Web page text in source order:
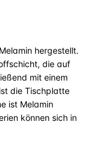
hergestellt.
die auf
mit einem
die Tischplatte
ist Melamin
können sich in